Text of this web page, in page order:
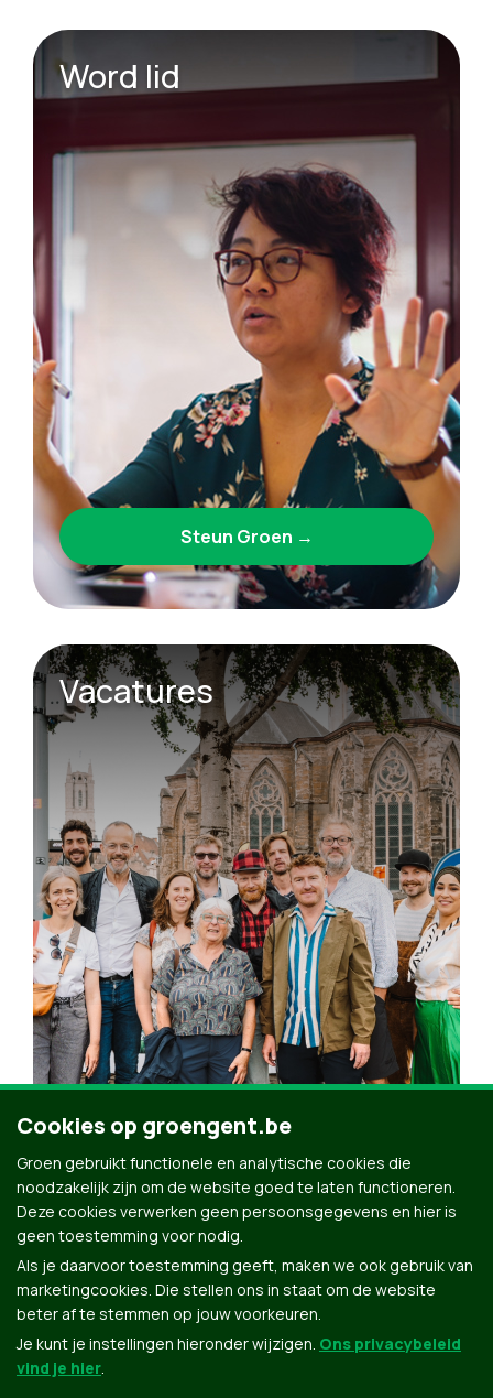
Word lid
Steun Groen →
Vacatures
Cookies op groengent.be
Groen gebruikt functionele en analytische cookies die
noodzakelijk zijn om de website goed te laten functioneren.
Deze cookies verwerken geen persoonsgegevens en hier is
geen toestemming voor nodig.
Als je daarvoor toestemming geeft, maken we ook gebruik van
marketingcookies. Die stellen ons in staat om de website
beter af te stemmen op jouw voorkeuren.
Je kunt je instellingen hieronder wijzigen. Ons privacybeleid
vind je hier.